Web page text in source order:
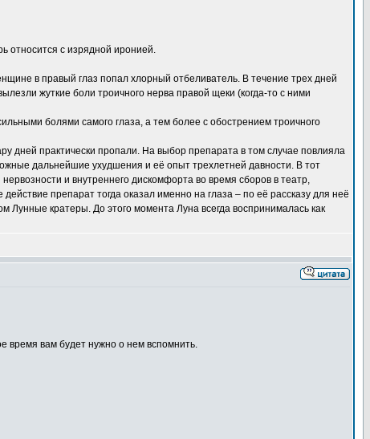
относится с изрядной иронией.
в правый глаз попал хлорный отбеливатель. В течение трех дней
жуткие боли троичного нерва правой щеки (когда-то с ними
болями самого глаза, а тем более с обострением троичного
дней практически пропали. На выбор препарата в том случае повлияла
дальнейшие ухудшения и её опыт трехлетней давности. В тот
и внутреннего дискомфорта во время сборов в театр,
препарат тогда оказал именно на глаза – по её рассказу для неё
кратеры. До этого момента Луна всегда воспринималась как
время вам будет нужно о нем вспомнить.